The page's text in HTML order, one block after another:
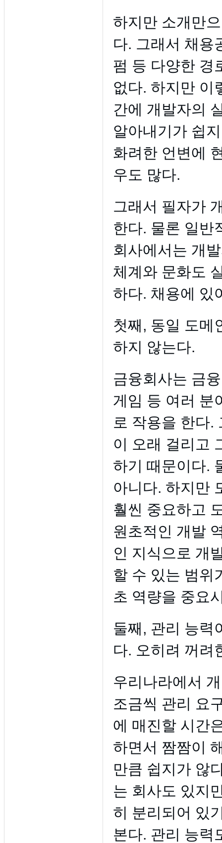
하지만 소개만
다. 그래서 채용
펌 등 다양한 경
없다. 하지만 이
간에 개발자의
알아내기가 쉽
화려한 언변에
우도 많다.
그래서 필자가
한다. 물론 일반
회사에서는 개
체계와 문화도
하다. 채용에 있
첫째, 동일 도메
하지 않는다.
금융회사는 금
게임 등 여러 분
로 작용을 한다.
이 오래 걸리고
하기 때문이다.
아니다. 하지만
훨씬 중요하고
원초적인 개발
인 지식으로 개
할 수 있는 범위
초 역량을 중요
둘째, 관리 능력
다. 오히려 꺼려
우리나라에서
조금씩 관리 요
에 매진할 시간
하면서 짬짬이
만큼 쉽지가 않
는 회사도 있지
히 분리되어 있
본다. 관리 능력